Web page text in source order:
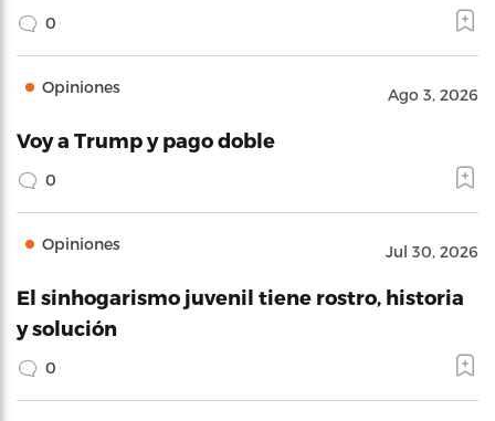
0
Opiniones Ago 3, 2026
Voy a Trump y pago doble
0
Opiniones Jul 30, 2026
El sinhogarismo juvenil tiene rostro, historia
y solución
0